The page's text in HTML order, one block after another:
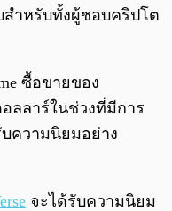
ำหรับทั้งผู้ชอบคริปโต
ซื้อขายของ
อลลาร์ในช่วงที่มีการ
ความนิยมอย่าง
จะได้รับความนิยม